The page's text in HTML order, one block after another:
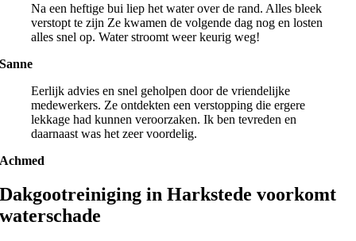
Na een heftige bui liep het water over de rand. Alles bleek
verstopt te zijn Ze kwamen de volgende dag nog en losten
alles snel op. Water stroomt weer keurig weg!
Sanne
Eerlijk advies en snel geholpen door de vriendelijke
medewerkers. Ze ontdekten een verstopping die ergere
lekkage had kunnen veroorzaken. Ik ben tevreden en
daarnaast was het zeer voordelig.
Achmed
Dakgootreiniging in Harkstede voorkomt
waterschade